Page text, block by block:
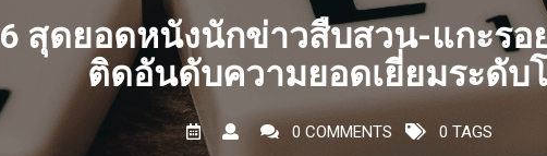
6 สุดยอดหนังนักข่าวสืบสวน-แกะรอ
ติดอันดับความยอดเยี่ยมระดับ
0 COMMENTS 0 TAGS